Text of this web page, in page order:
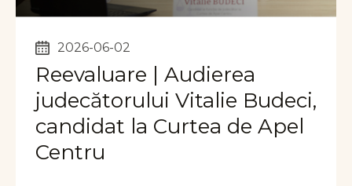
2026-06-02
Reevaluare | Audierea
judecătorului Vitalie Budeci,
candidat la Curtea de Apel
Centru